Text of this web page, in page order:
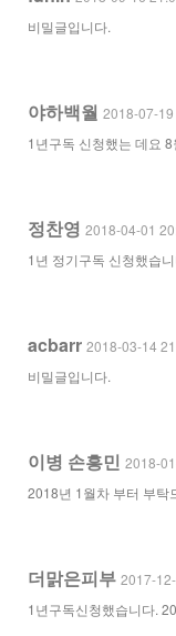
비밀글입니다.
야하백월 2018-07-
1년구독 신청했는 데요
정찬영 2018-04-01
1년 정기구독 신청했습
acbarr 2018-03-14
비밀글입니다.
이병 손흥민 2018-
2018년 1월차 부터 부탁
더맑은피부 2017-
1년구독신청했습니다.